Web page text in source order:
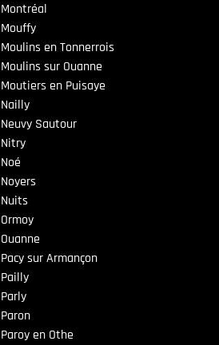
en Tonnerrois
sur Ouanne
en Puisaye
Sautour
sur Armançon
en Othe